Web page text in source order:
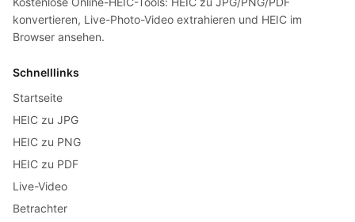
konvertieren, Live-Photo-Video extrahieren und HEIC im
Browser ansehen.
Schnelllinks
Startseite
HEIC zu JPG
HEIC zu PNG
HEIC zu PDF
Live-Video
Betrachter